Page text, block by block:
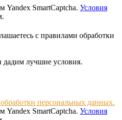
Yandex SmartCaptcha. Условия
с правилами обработки
дадим лучшие условия.
обработки персональных данных.
Yandex SmartCaptcha. Условия